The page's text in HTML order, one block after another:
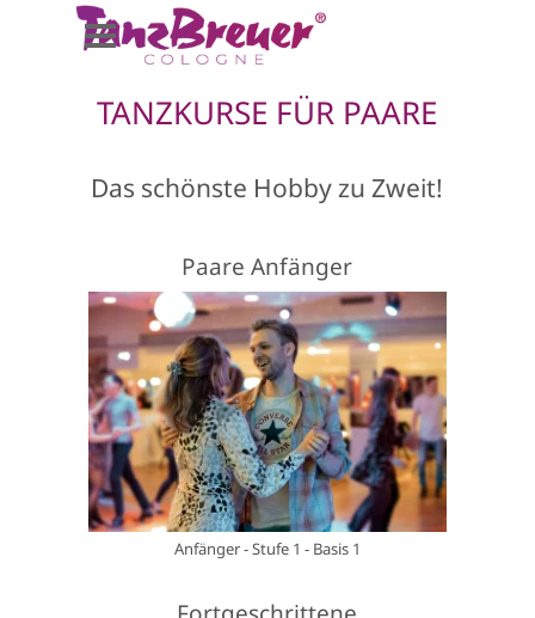
Direkt zum Seiteninhalt
Menü überspringen
TANZKURSE FÜR PAARE
Das schönste Hobby zu Zweit!
Paare Anfänger
Anfänger - Stufe 1 - Basis 1